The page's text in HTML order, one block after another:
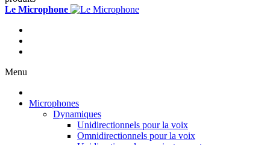
Le Microphone
Menu
Microphones
Dynamiques
Unidirectionnels pour la voix
Omnidirectionnels pour la voix